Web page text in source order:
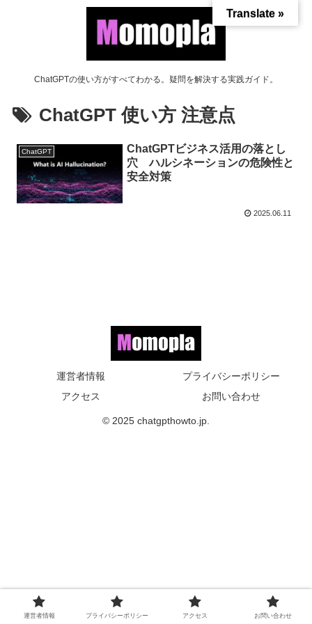
ChatGPTの使い方がすべてわかる。疑問を解決する実践ガイド。
ChatGPT 使い方 注意点
ChatGPT
ChatGPTビジネス活用の落とし
穴 ハルシネーションの危険性と
安全対策
2025.06.11
運営者情報
プライバシーポリシー
アクセス
お問い合わせ
© 2025 chatgpthowto.jp.
運営者情報 プライバシーポリシー アクセス お問い合わせ
Translate »